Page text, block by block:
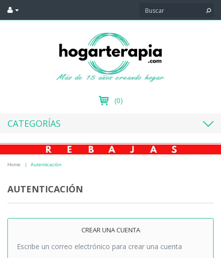
(0)
CATEGORÍAS
Home | Autenticación
AUTENTICACIÓN
CREAR UNA CUENTA
Escribe un correo electrónico para crear una cuenta